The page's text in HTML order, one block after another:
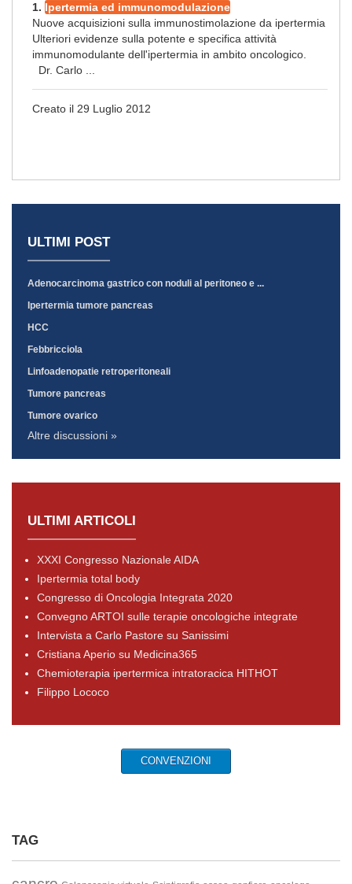
1. Ipertermia ed immunomodulazione
Nuove acquisizioni sulla immunostimolazione da ipertermia
Ulteriori evidenze sulla potente e specifica attività
immunomodulante dell'ipertermia in ambito oncologico.
Dr. Carlo ...
Creato il 29 Luglio 2012
ULTIMI POST
Adenocarcinoma gastrico con noduli al peritoneo e ...
Ipertermia tumore pancreas
HCC
Febbricciola
Linfoadenopatie retroperitoneali
Tumore pancreas
Tumore ovarico
Altre discussioni »
ULTIMI ARTICOLI
XXXI Congresso Nazionale AIDA
Ipertermia total body
Congresso di Oncologia Integrata 2020
Convegno ARTOI sulle terapie oncologiche integrate
Intervista a Carlo Pastore su Sanissimi
Cristiana Aperio su Medicina365
Chemioterapia ipertermica intratoracica HITHOT
Filippo Lococo
CONVENZIONI
TAG